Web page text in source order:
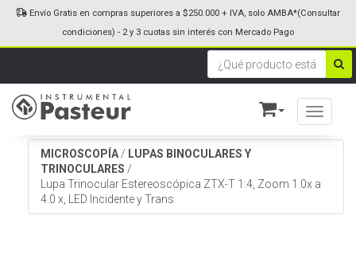
Toggle
Envío Gratis en compras superiores a $250.000 + IVA, solo AMBA*(Consultar
condiciones) - 2 y 3 cuotas sin interés con Mercado Pago
MICROSCOPÍA / LUPAS BINOCULARES Y
TRINOCULARES /
Lupa Trinocular Estereoscópica ZTX-T 1:4, Zoom 1.0x a
4.0 x, LED Incidente y Trans